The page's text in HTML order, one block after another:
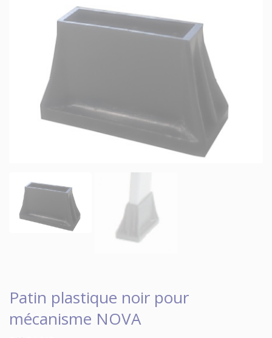
Patin plastique noir pour
mécanisme NOVA